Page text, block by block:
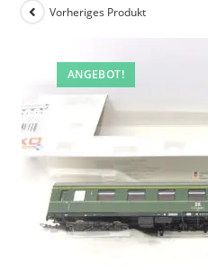
ANGEBOT!
Vorheriges Produkt